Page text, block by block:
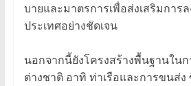
บายและมาตรการเพื่อส่งเสริมการ
ประเทศอย่างชัดเจน
นอกจากนี้ยังโครงสร้างพื้นฐานใน
ต่างชาติ อาทิ ท่าเรือและการขนส่ง